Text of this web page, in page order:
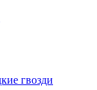
гвозди